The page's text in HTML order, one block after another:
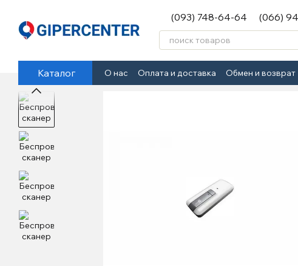
(093) 748-64-64 (066)
Каталог О нас Оплата и доставка Обмен и возврат